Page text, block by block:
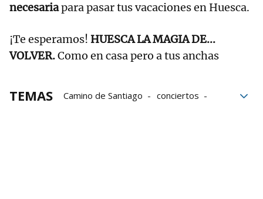
necesariapara pasar tus vacaciones en Huesca.
¡Te esperamos! HUESCA LA MAGIA DE...
VOLVER.Como en casa pero a tus anchas
TEMAS Camino de Santiago
conciertos